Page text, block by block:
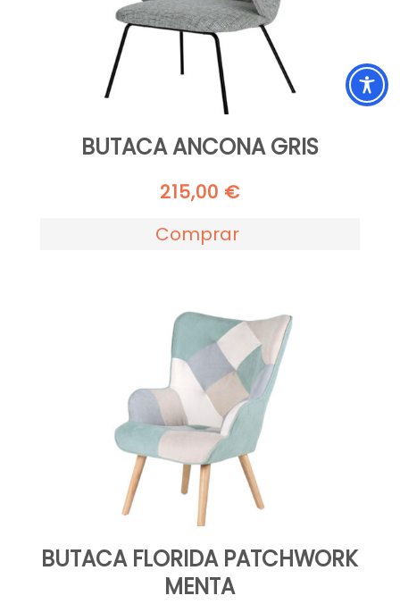
BUTACA ANCONA GRIS
215,00 €
Comprar
BUTACA FLORIDA PATCHWORK
MENTA